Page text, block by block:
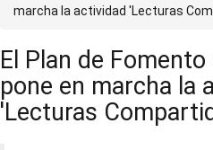
marcha la actividad 'Lecturas
El Plan de
pone en marcha la
'Lecturas